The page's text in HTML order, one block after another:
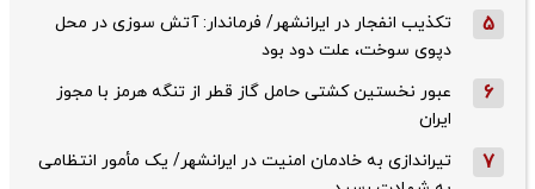
5
تکذیب ‌انفجار در ایرانشهر/ فرماندار: آتش سوزی در محل
دپوی سوخت، علت دود بود
6
عبور نخستین کشتی حامل گاز قطر از تنگه هرمز با مجوز
ایران
7
تیراندازی به خادمان امنیت در ایرانشهر/ یک مأمور انتظامی